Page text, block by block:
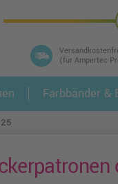
(für Ampertec
Druckermodell
finden ➤ 1.
Farbbänder &